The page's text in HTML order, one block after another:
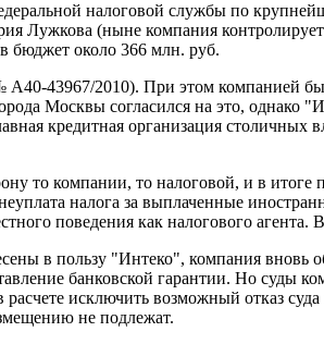
налоговой службы по
Лужкова (ныне компания
бюджет около 366 млн. руб.
43967/2010). При этом компанией
Москвы согласился на это, однако
кредитная организация
то компании, то налоговой, и в
налога за выплаченные
поведения как налогового
в пользу "Интеко", компания
банковской гарантии. Но суды
расчете исключить возможный отказ
не подлежат.